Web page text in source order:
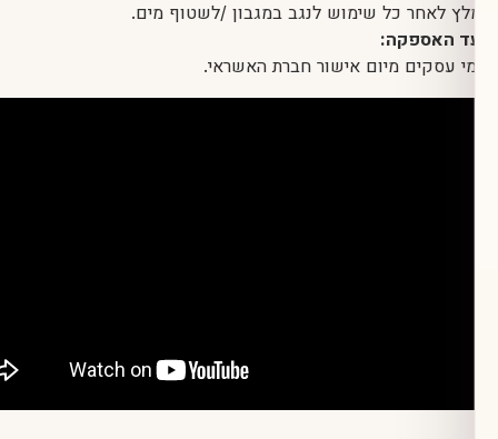
כל שימוש לנגב במגבון /לשטוף מים.